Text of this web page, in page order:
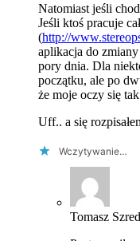
Natomiast jeśli
Jeśli ktoś pracuje
(http://
aplikacja do
pory dnia. Dla
początku, ale po
że moje oczy się
Uff.. a się
Wczytywanie…
Tomasz